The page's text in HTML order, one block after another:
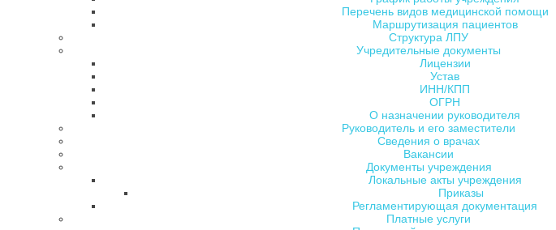
Перечень видов медицинской помощи
Маршрутизация пациентов
Структура ЛПУ
Учредительные документы
Лицензии
Устав
ИНН/КПП
ОГРН
О назначении руководителя
Руководитель и его заместители
Сведения о врачах
Вакансии
Документы учреждения
Локальные акты учреждения
Приказы
Регламентирующая документация
Платные услуги